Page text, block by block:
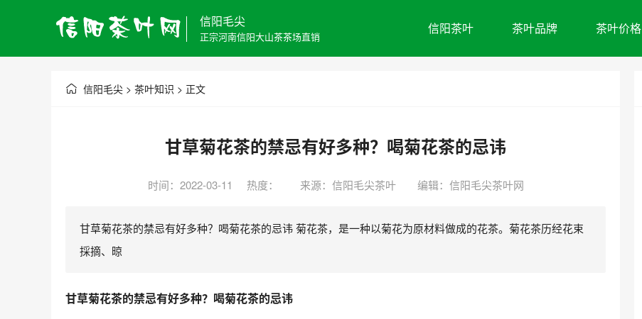
信阳毛尖
正宗河南信阳大山茶茶场直销
信阳茶叶 茶叶品牌 茶叶价格
信阳毛尖 > 茶叶知识 > 正文
甘草菊花茶的禁忌有好多种？喝菊花茶的忌讳
时间：2022-03-11 热度： 来源： 信阳毛尖茶叶 编辑：信阳毛尖茶叶网
甘草菊花茶的禁忌有好多种？喝菊花茶的忌讳 菊花茶，是一种以菊花为原材料做成的花茶。菊花茶历经花束
採摘、晾
甘草菊花茶的禁忌有好多种？喝菊花茶的忌讳